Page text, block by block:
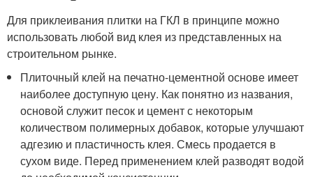
Для приклеивания плитки на ГКЛ в принципе можно
использовать любой вид клея из представленных на
строительном рынке.
Плиточный клей на печатно-цементной основе имеет
наиболее доступную цену. Как понятно из названия,
основой служит песок и цемент с некоторым
количеством полимерных добавок, которые улучшают
адгезию и пластичность клея. Смесь продается в
сухом виде. Перед применением клей разводят водой